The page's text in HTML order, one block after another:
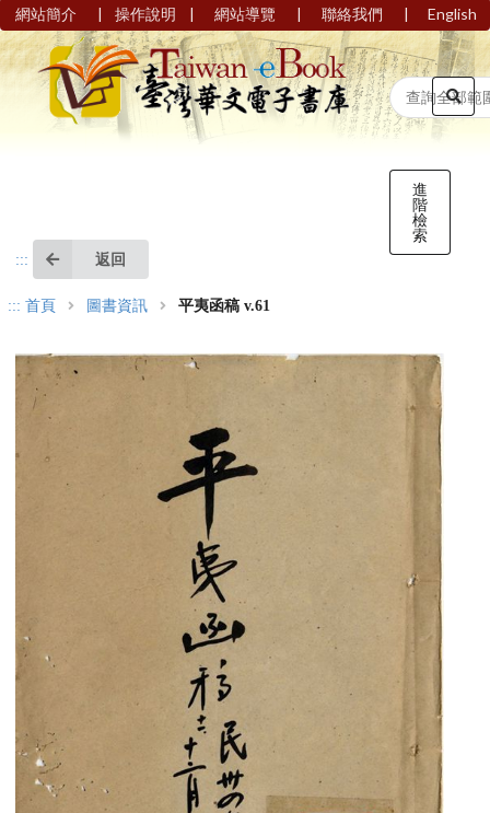
網站簡介 | 操作說明 | 網站導覽 | 聯絡我們 | English
進
階
檢
索
::: 返回
::: 首頁 圖書資訊 平夷函稿 v.61